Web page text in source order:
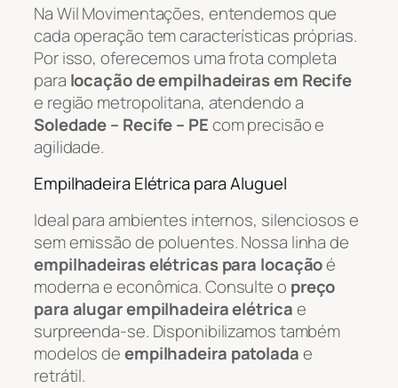
Na Wil Movimentações, entendemos que
cada operação tem características próprias.
Por isso, oferecemos uma frota completa
para locação de empilhadeiras em Recife
e região metropolitana, atendendo a
Soledade – Recife – PEcom precisão e
agilidade.
Empilhadeira Elétrica para Aluguel
Ideal para ambientes internos, silenciosos e
sem emissão de poluentes. Nossa linha de
empilhadeiras elétricas para locaçãoé
moderna e econômica. Consulte o preço
para alugar empilhadeira elétricae
surpreenda-se. Disponibilizamos também
modelos deempilhadeira patoladae
retrátil.